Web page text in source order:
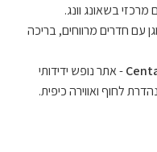
מרכזי בשאונג וונג.
עם חדרים מרווחים, בריכה
- אתר נופש ידידותי
לחוף ואווירה כיפית.